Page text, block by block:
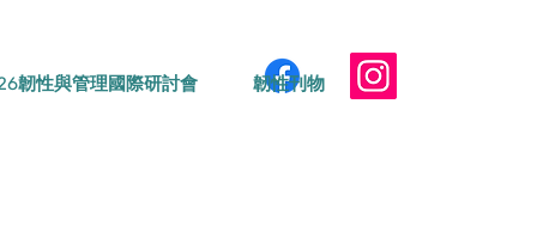
韌性與管理國際研討會 韌性刊物